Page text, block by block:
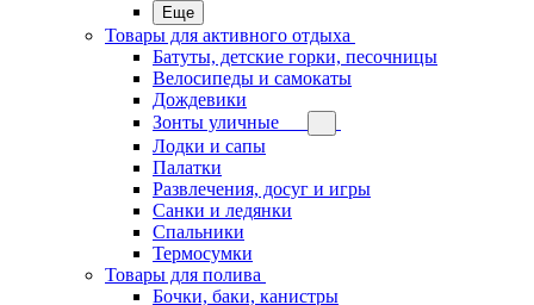
Еще
Товары для активного отдыха
Батуты, детские горки, песочницы
Велосипеды и самокаты
Дождевики
Зонты уличные
Лодки и сапы
Палатки
Развлечения, досуг и игры
Санки и ледянки
Спальники
Термосумки
Товары для полива
Бочки, баки, канистры